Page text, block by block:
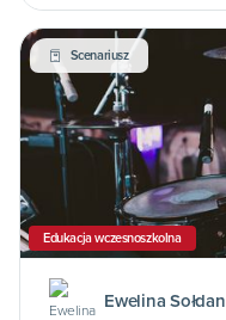
Scenariusz
Edukacja wczesnoszkolna
Ewelina Sołdan